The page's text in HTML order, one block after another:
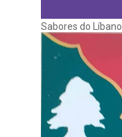
Sabores do Líbano